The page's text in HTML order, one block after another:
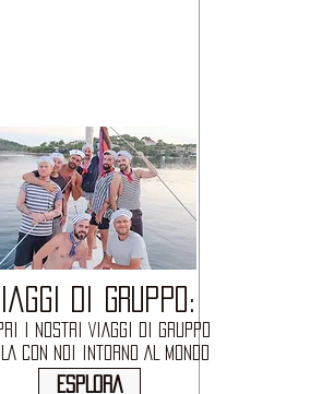
DI GRUPPO:
I NOSTRI VIAGGI DI GRUPPO
CON NOI INTORNO AL MONDO
ESPLORA